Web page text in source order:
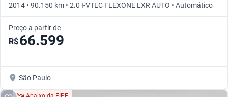
2014 • 90.150 km • 2.0 I-VTEC FLEXONE LXR AUTO • Automático
Preço a partir de
R$66.599
São Paulo